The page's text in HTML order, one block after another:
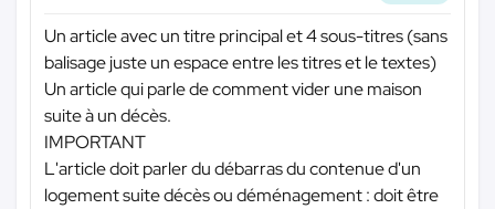
Un article avec un titre principal et 4 sous-titres (sans
balisage juste un espace entre les titres et le textes)
Un article qui parle de comment vider une maison
suite à un décès.
IMPORTANT
L'article doit parler du débarras du contenue d'un
logement suite décès ou déménagement : doit être